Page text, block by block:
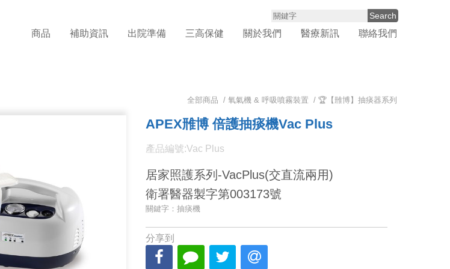
Search
商品 補助資訊 出院準備 三高保健 關於我們 醫療新訊 聯絡我們
全部商品 / 氧氣機 & 呼吸噴霧裝置 / 🏆【雃博】抽痰器系列
APEX雃博 倍護抽痰機Vac Plus
產品編號:Vac Plus
居家照護系列-VacPlus(交直流兩用)
衛署醫器製字第003173號
關鍵字：抽痰機
分享到